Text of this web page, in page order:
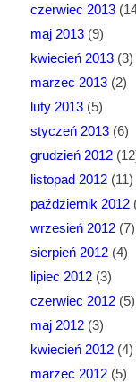
czerwiec 2013
maj 2013(9)
kwiecień 2013(3)
marzec 2013(2)
luty 2013(5)
styczeń 2013(6)
grudzień 2012
listopad 2012(11)
październik 2012
wrzesień 2012(7)
sierpień 2012(4)
lipiec 2012(3)
czerwiec 2012(5)
maj 2012(3)
kwiecień 2012(4)
marzec 2012(5)